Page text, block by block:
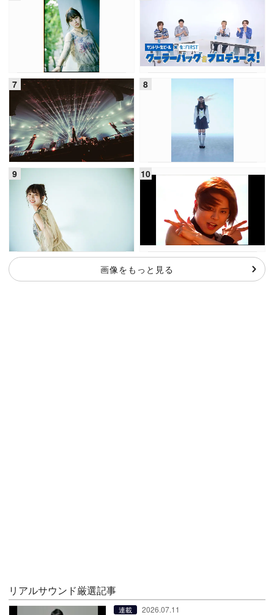
画像をもっと見る
リアルサウンド厳選記事
連載 2026.07.11